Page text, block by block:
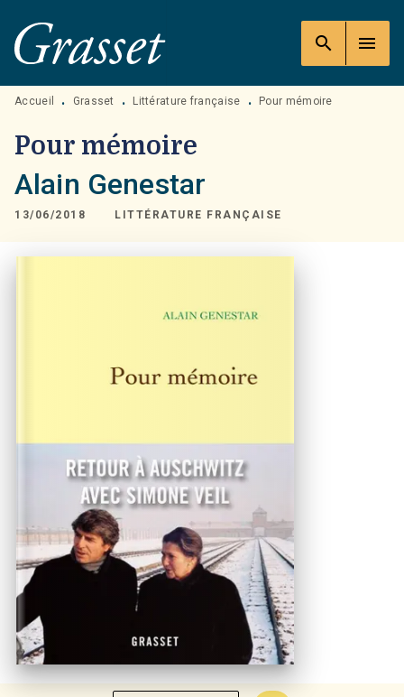
MENU RECHERCHE
PIED DE PAGE
search menu
Accueil • Grasset • Littérature française • Pour mémoire
Pour mémoire
Alain Genestar
13/06/2018 LITTÉRATURE FRANÇAISE